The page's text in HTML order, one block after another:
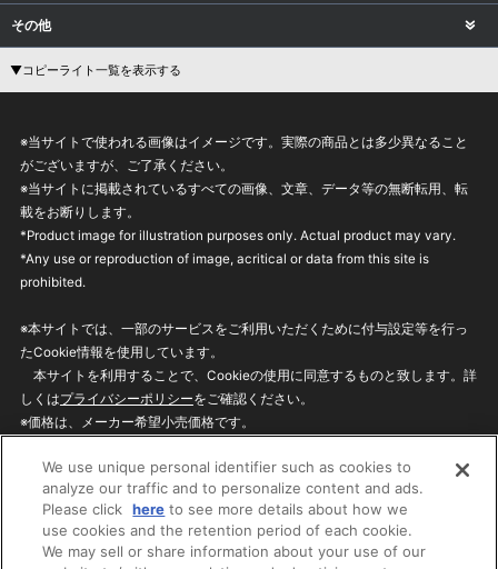
その他
▼コピーライト一覧を表示する
※当サイトで使われる画像はイメージです。実際の商品とは多少異なること
がございますが、ご了承ください。
※当サイトに掲載されているすべての画像、文章、データ等の無断転用、転
載をお断りします。
*Product image for illustration purposes only. Actual product may vary.
*Any use or reproduction of image, acritical or data from this site is
prohibited.
※本サイトでは、一部のサービスをご利用いただくために付与設定等を行っ
たCookie情報を使用しています。
本サイトを利用することで、Cookieの使用に同意するものと致します。詳
しくはプライバシーポリシーをご確認ください。
※価格は、メーカー希望小売価格です。
ざいますのでご了承ください。
privacypolicy
Do Not Sell or Share My
Personal Information
We use unique personal identifier such as cookies to
analyze our traffic and to personalize content and ads.
Please click here to see more details about how we
use cookies and the retention period of each cookie.
We may sell or share information about your use of our